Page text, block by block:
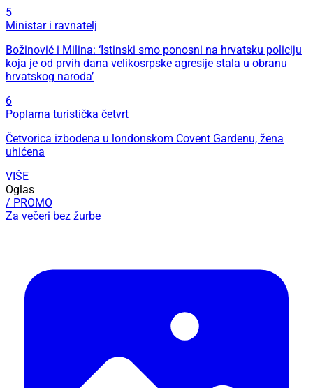
5
Ministar i ravnatelj
Božinović i Milina: ‘Istinski smo ponosni na hrvatsku policiju
koja je od prvih dana velikosrpske agresije stala u obranu
hrvatskog naroda’
6
Poplarna turistička četvrt
Četvorica izbodena u londonskom Covent Gardenu, žena
uhićena
VIŠE
Oglas
/ PROMO
Za večeri bez žurbe